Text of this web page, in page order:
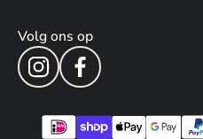
Volg ons op